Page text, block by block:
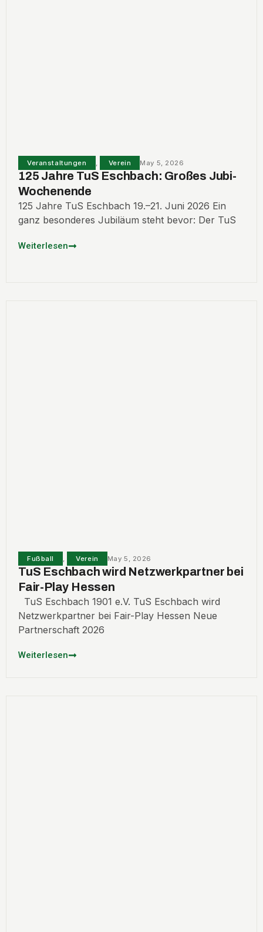
Veranstaltungen , Verein May 5, 2026
125 Jahre TuS Eschbach: Großes Jubi-
Wochenende
125 Jahre TuS Eschbach 19.–21. Juni 2026 Ein
ganz besonderes Jubiläum steht bevor: Der TuS
Weiterlesen
Fußball Verein May 5, 2026
TuS Eschbach wird Netzwerkpartner bei
Fair-Play Hessen
TuS Eschbach 1901 e.V. TuS Eschbach wird
Netzwerkpartner bei Fair-Play Hessen Neue
Partnerschaft 2026
Weiterlesen